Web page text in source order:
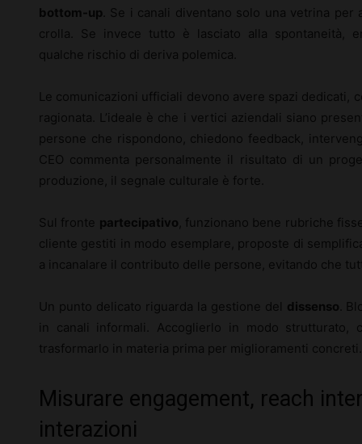
bottom-up . Se i canali diventano solo una vetrina
crolla. Se invece tutto è lasciato alla spontaneità,
qualche rischio di deriva polemica.
Le comunicazioni ufficiali devono avere spazi dedicati,
ragionata. L’ideale è che i vertici aziendali siano
persone che rispondono, chiedono feedback,
CEO commenta personalmente il risultato di un
produzione, il segnale culturale è forte.
Sul fronte partecipativo , funzionano bene rubriche
cliente gestiti in modo esemplare, proposte di
a incanalare il contributo delle persone, evitando che
Un punto delicato riguarda la gestione del dissenso .
in canali informali. Accoglierlo in modo
trasformarlo in materia prima per miglioramenti concreti.
Misurare engagement, reach
interazioni